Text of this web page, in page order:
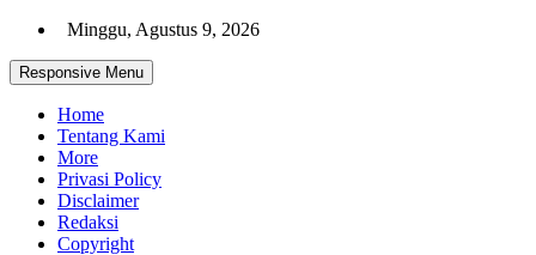
Skip
content
Minggu, Agustus 9, 2026
Responsive Menu
Home
Tentang Kami
More
Privasi Policy
Disclaimer
Redaksi
Copyright